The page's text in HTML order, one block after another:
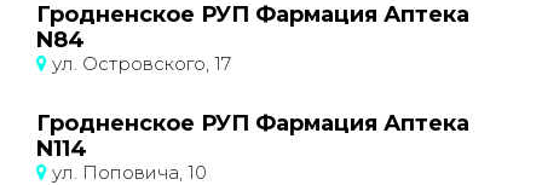
Гродненское РУП Фармация Аптека
N84
ул. Островского, 17
Гродненское РУП Фармация Аптека
N114
ул. Поповича, 10